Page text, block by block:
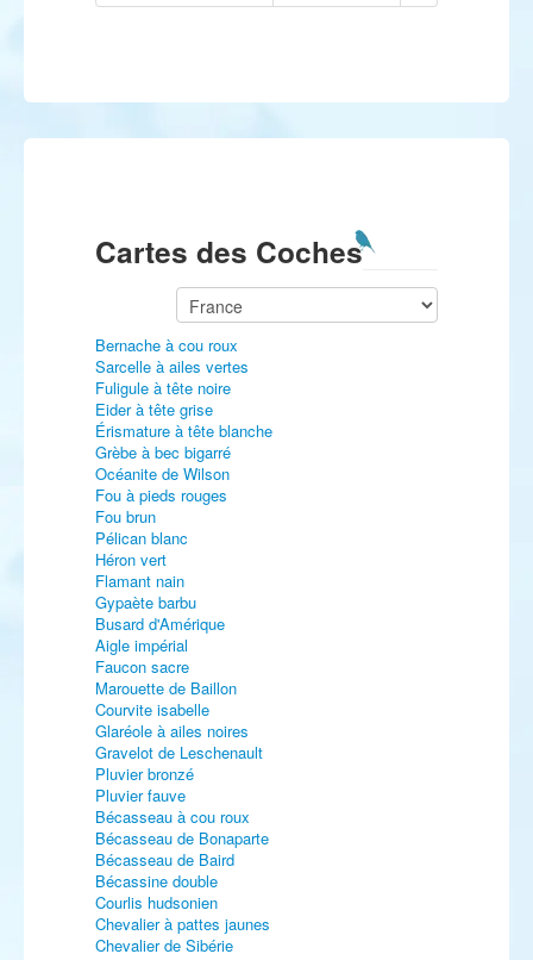
Cartes des Coches
Bernache à cou roux
Sarcelle à ailes vertes
Fuligule à tête noire
Eider à tête grise
Érismature à tête blanche
Grèbe à bec bigarré
Océanite de Wilson
Fou à pieds rouges
Fou brun
Pélican blanc
Héron vert
Flamant nain
Gypaète barbu
Busard d'Amérique
Aigle impérial
Faucon sacre
Marouette de Baillon
Courvite isabelle
Glaréole à ailes noires
Gravelot de Leschenault
Pluvier bronzé
Pluvier fauve
Bécasseau à cou roux
Bécasseau de Bonaparte
Bécasseau de Baird
Bécassine double
Courlis hudsonien
Chevalier à pattes jaunes
Chevalier de Sibérie